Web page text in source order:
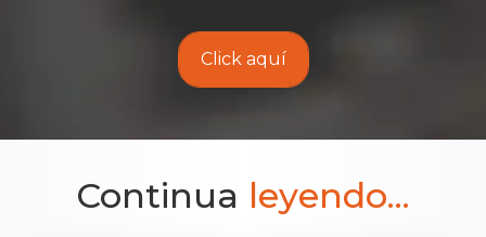
Click aquí
Continua leyendo...